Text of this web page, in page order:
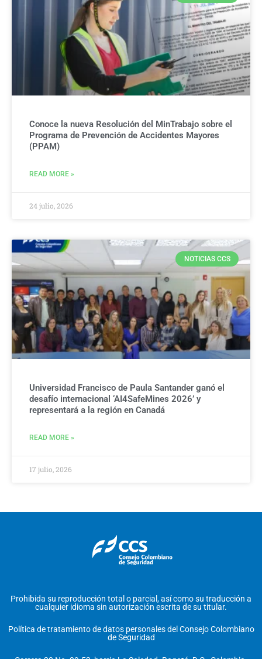
Conoce la nueva Resolución del MinTrabajo sobre el
Programa de Prevención de Accidentes Mayores
(PPAM)
READ MORE »
24 julio, 2026
NOTICIAS CCS
Universidad Francisco de Paula Santander ganó el
desafío internacional ‘AI4SafeMines 2026’ y
representará a la región en Canadá
READ MORE »
17 julio, 2026
Prohibida su reproducción total o parcial, así como su traducción a
cualquier idioma sin autorización escrita de su titular.
Política de tratamiento de datos personales del Consejo Colombiano
de Seguridad